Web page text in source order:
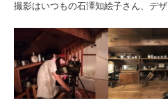
撮影はいつもの石澤知絵子さん、デザ